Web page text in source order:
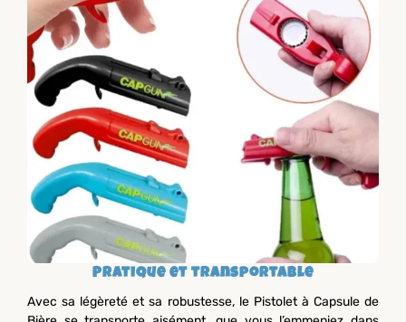
Pratique et transportable
Avec sa légèreté et sa robustesse, le Pistolet à Capsule de